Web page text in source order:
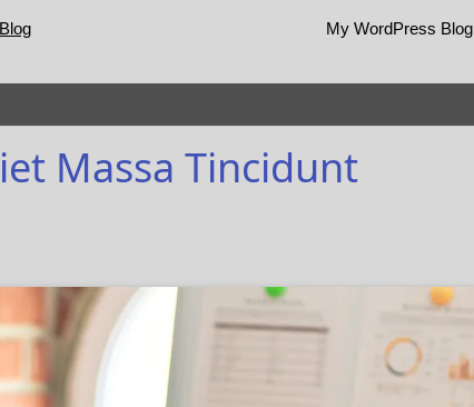
My WordPress Blog
Massa Tincidunt